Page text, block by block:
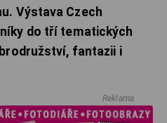
Výstava Czech
do tří tematických
fantazii i
Reklama